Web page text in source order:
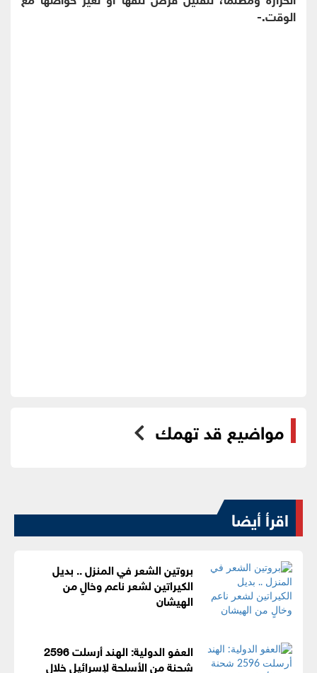
الوقت.-
مواضيع قد تهمك
اقرأ أيضا
بروتين الشعر في المنزل .. بديل
الكيراتين لشعر ناعم وخالٍ من
الهيشان
العفو الدولية: الهند أرسلت 2596
شحنة من الأسلحة لإسرائيل خلال